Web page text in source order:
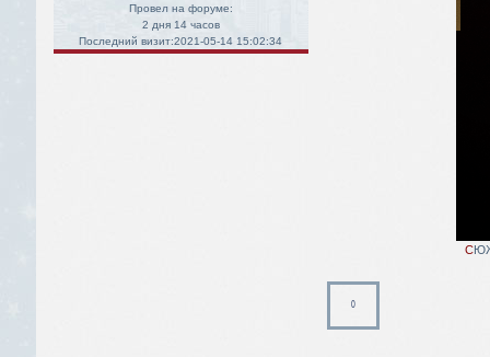
Провел на форуме:
2 дня 14 часов
Последний визит:2021-05-14 15:02:34
С
0